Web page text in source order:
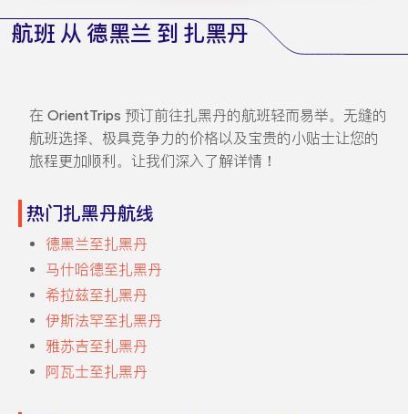
航班 从 德黑兰 到 扎黑丹
在 OrientTrips 预订前往扎黑丹的航班轻而易举。无缝的
航班选择、极具竞争力的价格以及宝贵的小贴士让您的
旅程更加顺利。让我们深入了解详情！
热门扎黑丹航线
德黑兰至扎黑丹
马什哈德至扎黑丹
希拉兹至扎黑丹
伊斯法罕至扎黑丹
雅苏吉至扎黑丹
阿瓦士至扎黑丹